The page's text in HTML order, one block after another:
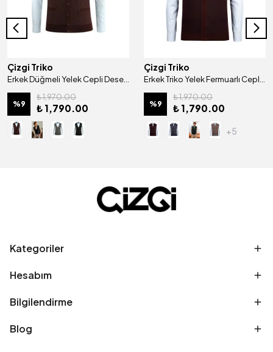
Çizgi Triko
Erkek Düğmeli Yelek Cepli Desenli Çelik Örgü Klasik Kalıp - 5212L
%9
₺ 1,970.00
₺ 1,790.00
Çizgi Triko
Erkek Triko Yelek Fermuarlı Cepli Çelik Örgü Triko Klasik Kalıp - 5015J
%9
₺ 1,970.00
₺ 1,790.00
+5
Kategoriler
Hesabım
Bilgilendirme
Blog